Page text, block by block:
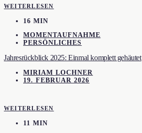
WEITERLESEN
16 MIN
MOMENTAUFNAHME
PERSÖNLICHES
Jahresrückblick 2025: Einmal komplett gehäutet
MIRIAM LOCHNER
19. FEBRUAR 2026
WEITERLESEN
11 MIN